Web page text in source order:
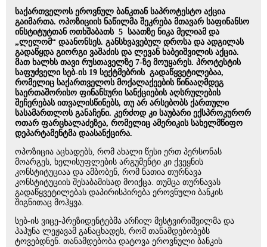
საქართველოს ეროვნულ ბანკთან საპროტესტო აქცია
გაიმართა. ოპოზიციის ნაწილმა შეკრება მთავარ საფინანსო
ინსტიტუტთან ოთხშაბათს 5 საათზე ნიკა მელიამ და
„ლელომ“ დაანონსეს. განსხვავებულ დროსა და ადგილას
გადაწყდა გიორგი ვაშაძის და ლევან ხაბეიშვილის აქცია.
მათ ხალხს თავი რუსთაველზე 7-ზე მოუყარეს. პროტესტის
საფუძველი სებ-ის 19 სექტმებრის გადაწყვეტილებაა,
რომელიც საქართველოს მოქალაქეების წინააღმდეგ
საერთაშორისო ფინანსური სანქციების აღსრულების
შეჩერებას ითვალისწინებს, თუ არ არსებობს ქართული
სასამართლოს განაჩენი. კერძოდ კი საუბარი ექსპროკურორ
ოთარ ფარცხალაძეზეა, რომელიც ამერიკის სახელმწიფო
დეპარტამენტმა დაასანქცირა.
ოპოზიცია აცხადებს, რომ ახალი წესი ერთ პერსონას
მოარგეს, ხელისუფლების არგუმენტი კი ქვეყნის
კონსტიტუციაა და ამბობენ, რომ ნათია თურნავა
კონსტიტუციის შესაბამისად მოიქცა. თუმცა თურნავას
გადაწყვეტილებას დაპირისპირება ეროვნული ბანკის
შიგნითაც მოჰყვა.
სებ-ის ვიცე-პრეზიდენტებმა არჩილ მესტვირიშვილმა და
პაპუნა ლეჟავამ განაცხადეს, რომ თანამდებობებს
ტოვებდნენ. თანამდებობა დატოვა ეროვნული ბანკის